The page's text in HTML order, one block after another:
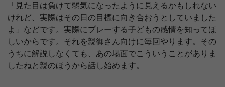
「見た目は負けて弱気になったように見えるかもしれない
けれど、実際はその日の目標に向き合おうとしていました
よ」などです。実際にプレーする子どもの感情を知ってほ
しいからです。それを親御さん向けに毎回やります。その
うちに解説しなくても、あの場面でこういうことがありま
したねと親のほうから話し始めます。